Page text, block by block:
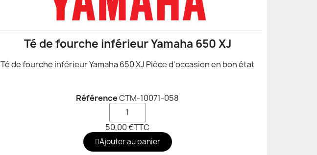
Té de fourche inférieur Yamaha 650 XJ
Té de fourche inférieur Yamaha 650 XJ Pièce d'occasion en bon état
RéférenceCTM-10071-058
50,00 €TTC
Ajouter au panier